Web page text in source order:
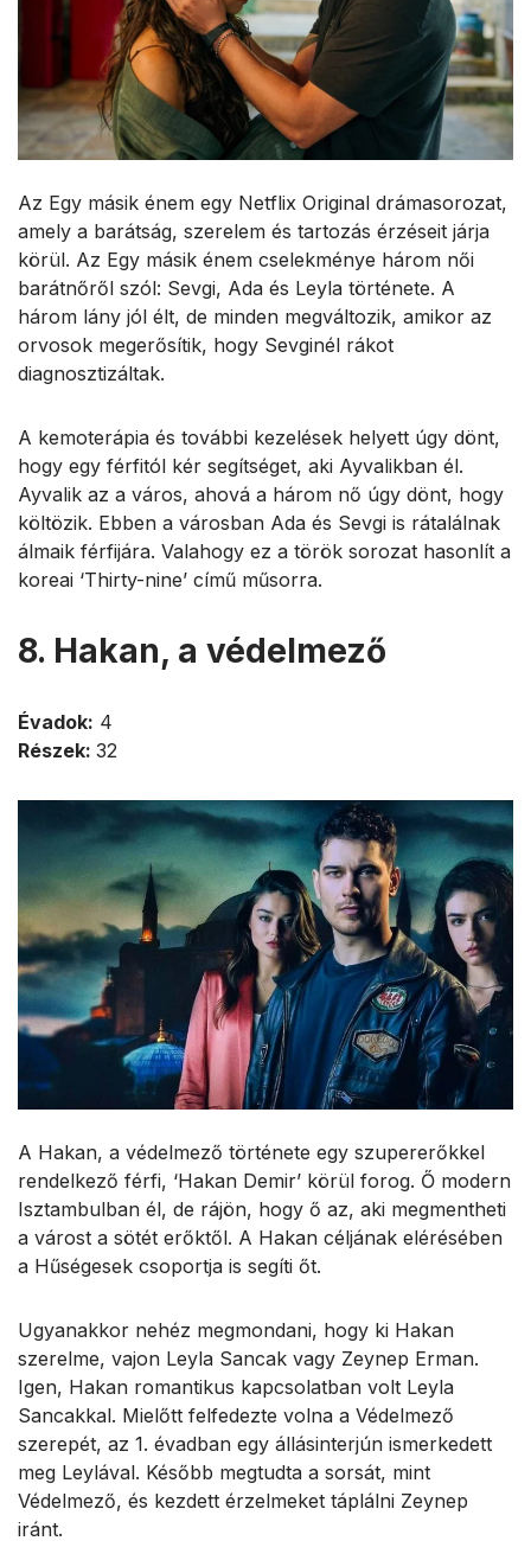
Az Egy másik énem egy Netflix Original drámasorozat,
amely a barátság, szerelem és tartozás érzéseit járja
körül. Az Egy másik énem cselekménye három női
barátnőről szól: Sevgi, Ada és Leyla története. A
három lány jól élt, de minden megváltozik, amikor az
orvosok megerősítik, hogy Sevginél rákot
diagnosztizáltak.
A kemoterápia és további kezelések helyett úgy dönt,
hogy egy férfitól kér segítséget, aki Ayvalikban él.
Ayvalik az a város, ahová a három nő úgy dönt, hogy
költözik. Ebben a városban Ada és Sevgi is rátalálnak
álmaik férfijára. Valahogy ez a török sorozat hasonlít a
koreai ‘Thirty-nine’ című műsorra.
8. Hakan, a védelmező
Évadok: 4
Részek: 32
A Hakan, a védelmező története egy szupererőkkel
rendelkező férfi, ‘Hakan Demir’ körül forog. Ő modern
Isztambulban él, de rájön, hogy ő az, aki megmentheti
a várost a sötét erőktől. A Hakan céljának elérésében
a Hűségesek csoportja is segíti őt.
Ugyanakkor nehéz megmondani, hogy ki Hakan
szerelme, vajon Leyla Sancak vagy Zeynep Erman.
Igen, Hakan romantikus kapcsolatban volt Leyla
Sancakkal. Mielőtt felfedezte volna a Védelmező
szerepét, az 1. évadban egy állásinterjún ismerkedett
meg Leylával. Később megtudta a sorsát, mint
Védelmező, és kezdett érzelmeket táplálni Zeynep
iránt.